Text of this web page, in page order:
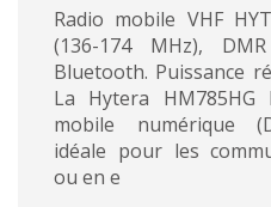
Radio mobile VHF
(136-174 MHz),
Bluetooth. Puissance
La Hytera
mobile numérique
idéale pour les
ou en e